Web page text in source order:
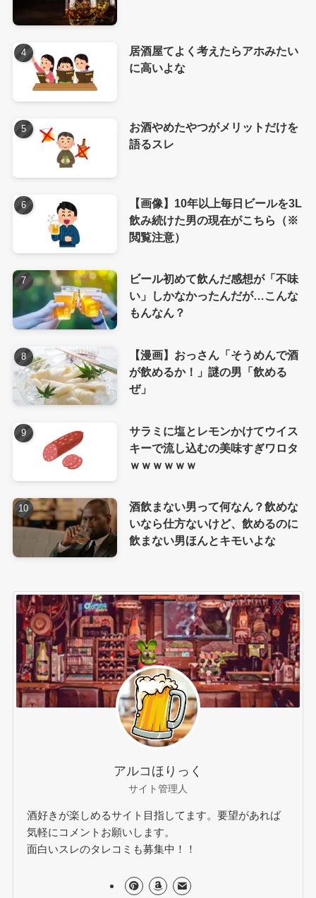
居酒屋てよく考えたらアホみたい
に高いよな
お酒やめたやつがメリットだけを
語るスレ
【画像】10年以上毎日ビールを3L
飲み続けた男の現在がこちら（※
閲覧注意）
ビール初めて飲んだ感想が「不味
い」しかなかったんだが…こんな
もんなん？
【漫画】おっさん「そうめんで酒
が飲めるか！」謎の男「飲める
ぜ」
サラミに塩とレモンかけてウイス
キーで流し込むの美味すぎワロタ
ｗｗｗｗｗｗ
酒飲まない男って何なん？飲めな
いなら仕方ないけど、飲めるのに
飲まない男ほんとキモいよな
アルコほりっく
サイト管理人
酒好きが楽しめるサイト目指してます。要望があれば
気軽にコメントお願いします。
面白いスレのタレコミも募集中！！